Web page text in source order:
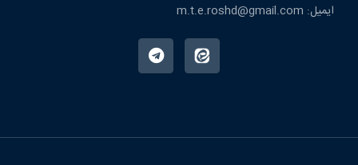
ایمیل: m.t.e.roshd@gmail.com